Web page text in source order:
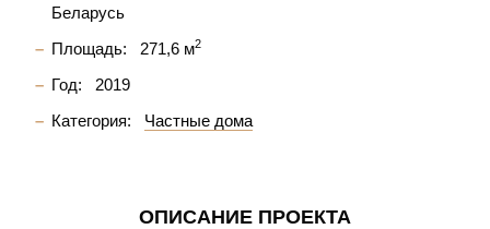
Беларусь
Площадь:
271,6 м2
Год:
2019
Категория:
Частные дома
ОПИСАНИЕ ПРОЕКТА